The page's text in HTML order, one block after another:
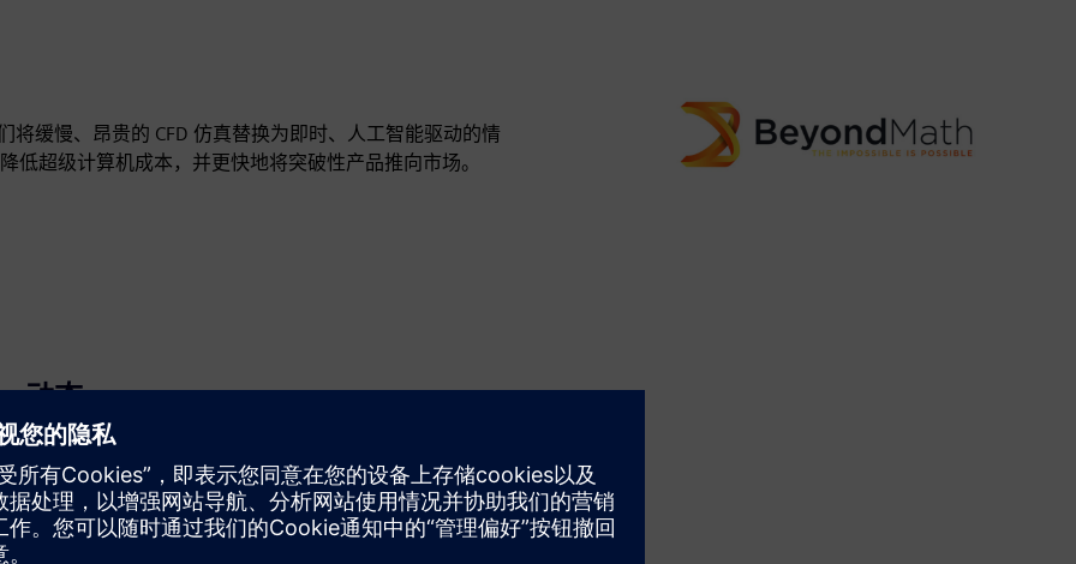
缓慢、昂贵的 CFD 仿真替换为即时、人工智能驱动的情
超级计算机成本，并更快地将突破性产品推向市场。
动态
Build
通过打造新产品，对西门子 Xcelerator 产品/解决方案进行
升级或扩展，或通过集成西门子 Xcelerator 产品和自有产
品，打造全新客户解决方案